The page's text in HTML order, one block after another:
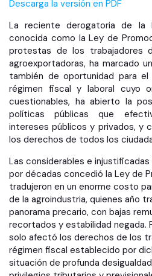
Descarga la versión en PDF
La reciente derogatoria de la
conocida como la Ley de
protestas de los trabajadores
agroexportadoras, ha marcado
también de oportunidad para
régimen fiscal y laboral cuyo
cuestionables, ha abierto la
políticas públicas que
intereses públicos y privados, y
los derechos de todos los
Las considerables e
por décadas concedió la Ley de
tradujeron en un enorme costo
de la agroindustria, quienes año
panorama precario, con bajas
recortados y estabilidad negada.
solo afectó los derechos de los
régimen fiscal establecido por
situación de profunda